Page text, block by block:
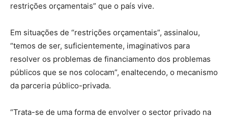
restrições orçamentais” que o país vive.
Em situações de “restrições orçamentais”, assinalou,
“temos de ser, suficientemente, imaginativos para
resolver os problemas de financiamento dos problemas
públicos que se nos colocam”, enaltecendo, o mecanismo
da parceria público-privada.
“Trata-se de uma forma de envolver o sector privado na